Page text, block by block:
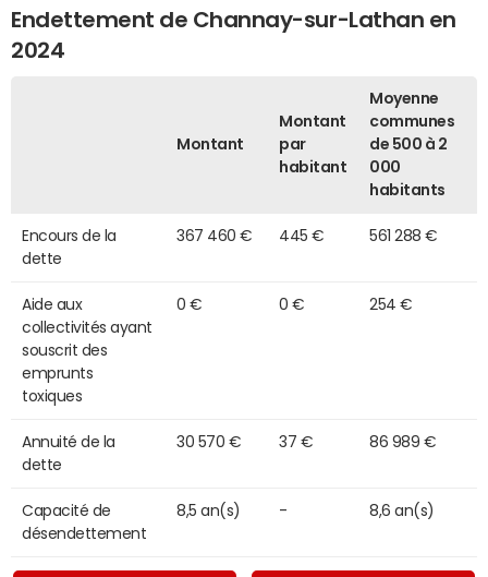
Endettement de Channay-sur-Lathan en
2024
Montant
Montant
par
habitant
Moyenne
communes
de 500 à 2
000
habitants
Encours de la
dette
367 460 € 445 € 561 288 €
Aide aux
collectivités ayant
souscrit des
emprunts
toxiques
0 € 0 € 254 €
Annuité de la
dette
30 570 € 37 € 86 989 €
Capacité de
désendettement
8,5 an(s) - 8,6 an(s)